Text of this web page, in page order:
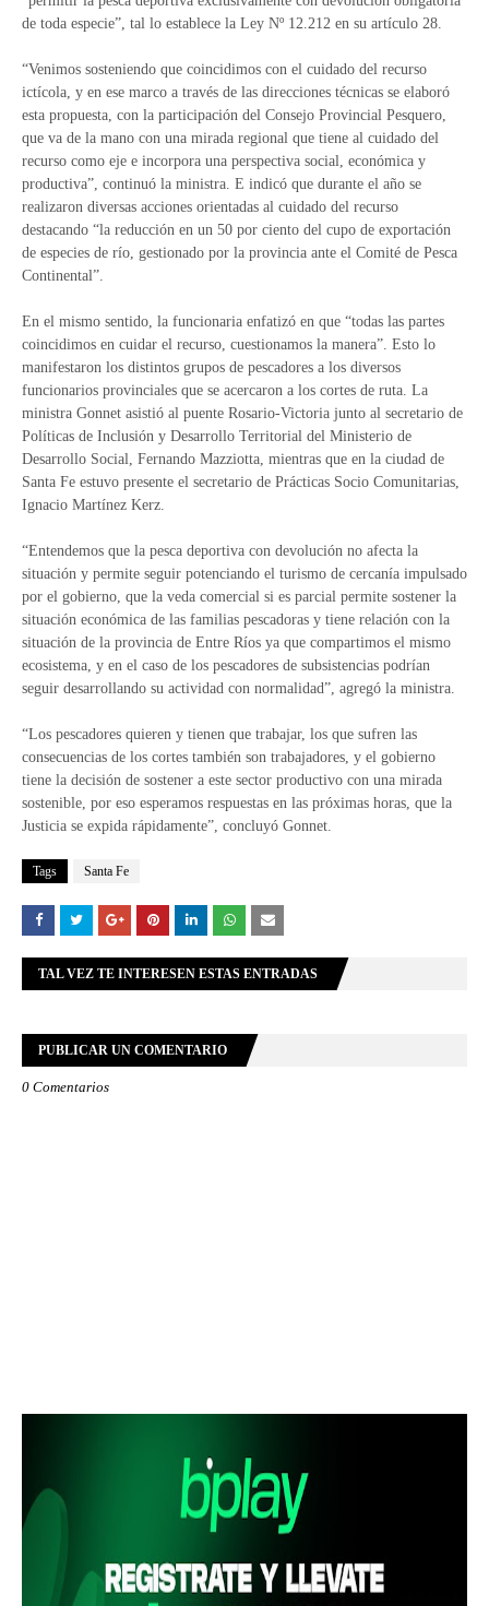
de toda especie”, tal lo establece la Ley Nº 12.212 en su artículo 28.
“Venimos sosteniendo que coincidimos con el cuidado del recurso
ictícola, y en ese marco a través de las direcciones técnicas se elaboró
esta propuesta, con la participación del Consejo Provincial Pesquero,
que va de la mano con una mirada regional que tiene al cuidado del
recurso como eje e incorpora una perspectiva social, económica y
productiva”, continuó la ministra. E indicó que durante el año se
realizaron diversas acciones orientadas al cuidado del recurso
destacando “la reducción en un 50 por ciento del cupo de exportación
de especies de río, gestionado por la provincia ante el Comité de Pesca
Continental”.
En el mismo sentido, la funcionaria enfatizó en que “todas las partes
coincidimos en cuidar el recurso, cuestionamos la manera”. Esto lo
manifestaron los distintos grupos de pescadores a los diversos
funcionarios provinciales que se acercaron a los cortes de ruta. La
ministra Gonnet asistió al puente Rosario-Victoria junto al secretario de
Políticas de Inclusión y Desarrollo Territorial del Ministerio de
Desarrollo Social, Fernando Mazziotta, mientras que en la ciudad de
Santa Fe estuvo presente el secretario de Prácticas Socio Comunitarias,
Ignacio Martínez Kerz.
“Entendemos que la pesca deportiva con devolución no afecta la
situación y permite seguir potenciando el turismo de cercanía impulsado
por el gobierno, que la veda comercial si es parcial permite sostener la
situación económica de las familias pescadoras y tiene relación con la
situación de la provincia de Entre Ríos ya que compartimos el mismo
ecosistema, y en el caso de los pescadores de subsistencias podrían
seguir desarrollando su actividad con normalidad”, agregó la ministra.
“Los pescadores quieren y tienen que trabajar, los que sufren las
consecuencias de los cortes también son trabajadores, y el gobierno
tiene la decisión de sostener a este sector productivo con una mirada
sostenible, por eso esperamos respuestas en las próximas horas, que la
Justicia se expida rápidamente”, concluyó Gonnet.
Tags Santa Fe
TAL VEZ TE INTERESEN ESTAS ENTRADAS
PUBLICAR UN COMENTARIO
0 Comentarios